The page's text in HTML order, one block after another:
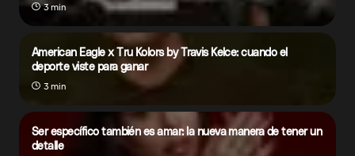
3 min
American Eagle x Tru Kolors by Travis Kelce: cuando el
deporte viste para ganar
3 min
Ser específico también es amar: la nueva manera de tener un
detalle